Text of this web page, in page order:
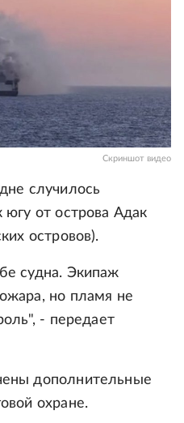
Скриншот видео
случилось
от острова Адак
островов).
судна. Экипаж
но пламя не
- передает
дополнительные
охране.